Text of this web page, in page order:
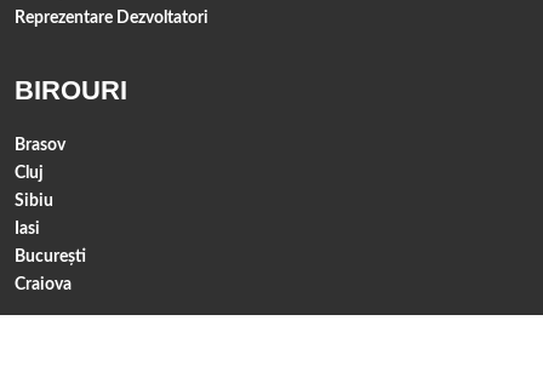
Reprezentare Dezvoltatori
BIROURI
Brasov
Cluj
Sibiu
Iasi
Bucureşti
Craiova